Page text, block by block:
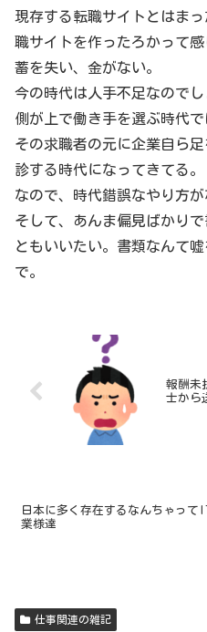
現存する転職サイトとはま
職サイトを作ったろかって
蓄を失い、金がない。
今の時代は人手不足なので
側が上で働き手を選ぶ時代
その求職者の元に企業自ら
診する時代になってきてる。
なので、時代錯誤なやり方
そして、あんま偏見ばかり
ともいいたい。書類なんて
で。
報酬未
士から
日本に多く存在するなんちゃって
業様達
仕事関連の雑記